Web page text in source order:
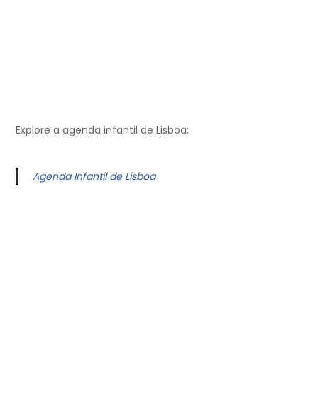
Explore a agenda infantil de Lisboa:
Agenda Infantil de Lisboa